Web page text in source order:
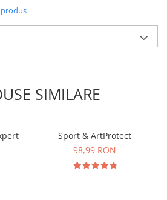
SIMILARE
Sport & ArtProtect
98,99 RON